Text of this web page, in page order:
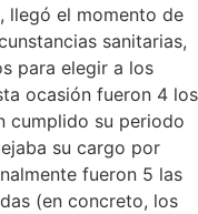
llegó el momento de
sanitarias,
para elegir a los
ocasión fueron 4 los
cumplido su periodo
su cargo por
fueron 5 las
(en concreto, los